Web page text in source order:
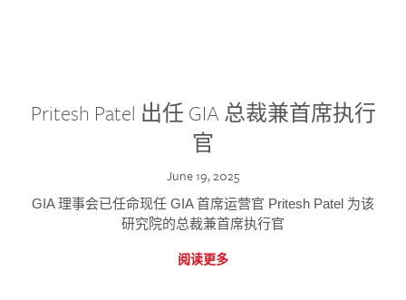
Pritesh Patel 出任 GIA 总裁兼首席执行
官
June 19, 2025
GIA 理事会已任命现任 GIA 首席运营官 Pritesh Patel 为该
研究院的总裁兼首席执行官
阅读更多